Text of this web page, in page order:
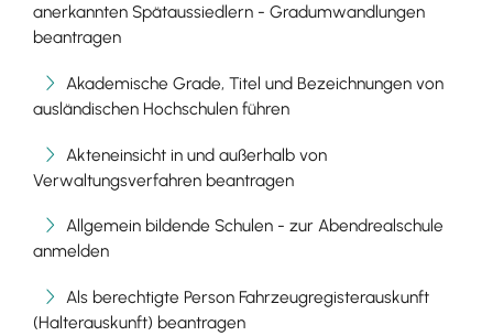
anerkannten Spätaussiedlern - Gradumwandlungen
beantragen
Akademische Grade, Titel und Bezeichnungen von
ausländischen Hochschulen führen
Akteneinsicht in und außerhalb von
Verwaltungsverfahren beantragen
Allgemein bildende Schulen - zur Abendrealschule
anmelden
Als berechtigte Person Fahrzeugregisterauskunft
(Halterauskunft) beantragen